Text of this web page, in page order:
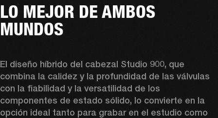
LO MEJOR DE AMBOS
MUNDOS
El diseño híbrido del cabezal Studio 900, que
combina la calidez y la profundidad de las válvulas
con la fiabilidad y la versatilidad de los
componentes de estado sólido, lo convierte en la
opción ideal tanto para grabar en el estudio como